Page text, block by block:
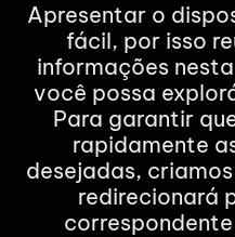
Apresentar o
fácil, por isso
informações
você possa
Para garantir
rapidamente
desejadas,
redirecionará